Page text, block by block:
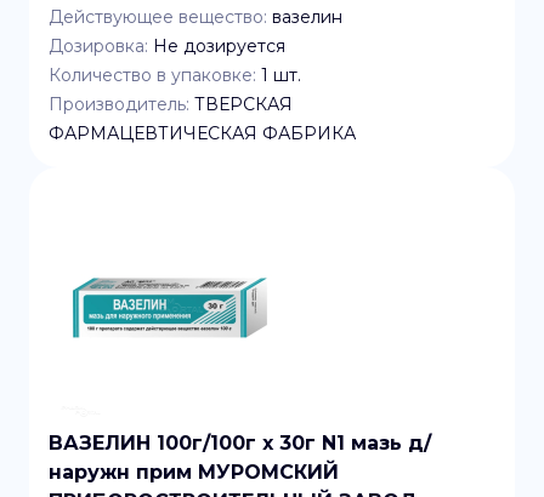
Действующее вещество: вазелин
Дозировка: Не дозируется
Количество в упаковке: 1 шт.
Производитель: ТВЕРСКАЯ
ФАРМАЦЕВТИЧЕСКАЯ ФАБРИКА
ВАЗЕЛИН 100г/100г x 30г N1 мазь д/
наружн прим МУРОМСКИЙ